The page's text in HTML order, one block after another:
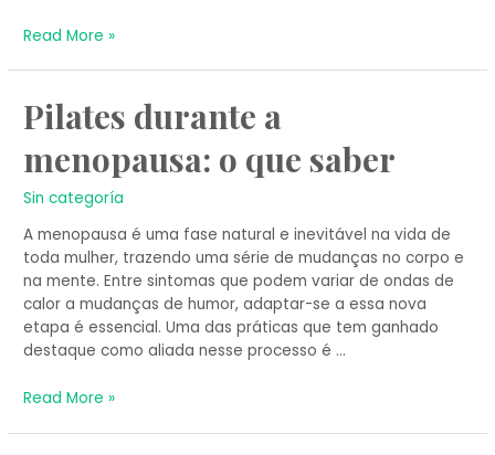
Read More »
Pilates durante a
menopausa: o que saber
Sin categoría
A menopausa é uma fase natural e inevitável na vida de
toda mulher, trazendo uma série de mudanças no corpo e
na mente. Entre sintomas que podem variar de ondas de
calor a mudanças de humor, adaptar-se a essa nova
etapa é essencial. Uma das práticas que tem ganhado
destaque como aliada nesse processo é …
Pilates
durante
a
menopausa:
o
saber
Read More »